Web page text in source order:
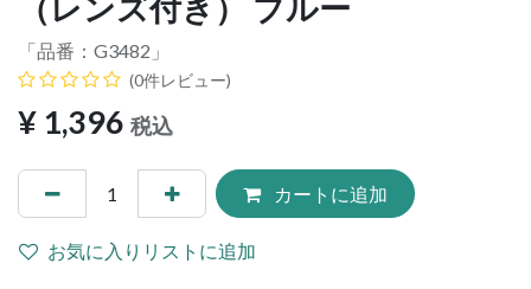
（レンズ付き） ブルー
「品番： G3482 」
(0件レビュー)
¥ 1,396 税込
カートに追加
お気に入りリストに追加